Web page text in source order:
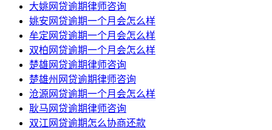
大姚网贷逾期律师咨询
姚安网贷逾期一个月会怎么样
牟定网贷逾期一个月会怎么样
双柏网贷逾期一个月会怎么样
楚雄网贷逾期律师咨询
楚雄州网贷逾期律师咨询
沧源网贷逾期一个月会怎么样
耿马网贷逾期律师咨询
双江网贷逾期怎么协商还款